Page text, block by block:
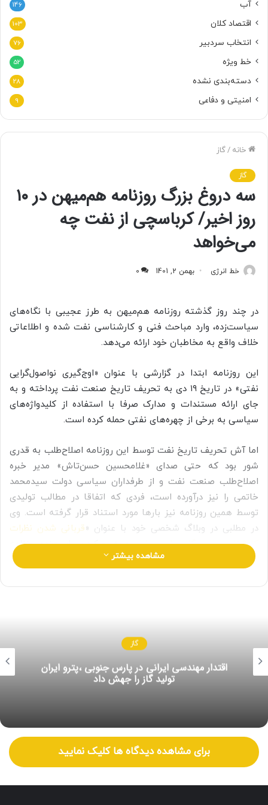
خانه /گاز
گاز
سه دروغ بزرگ روزنامه هم‌میهن در ۱۰
روز اخیر/ کرباسچی از نفت چه
می‌خواهد
خط انرژی بهمن 2, 1401 0
در چند روز گذشته روزنامه هم‌میهن به طرز عجیبی با نگاه‌های
سیاست‌زده، وارد مباحث فنی و کارشناسی نفت شده و اطلاعاتی
خلاف واقع به مخاطبان خود ارائه می‌دهد.
این روزنامه ابتدا در گزارشی با عنوان «اوج‌گیری نواصول‌گرایی
نفتی» در تاریخ ۱۹ دی به تحریف تاریخ صنعت نفت پرداخته و به
جای ارائه مستندات و مدارک صرفا با استفاده از کلیدواژه‌های
سیاسی به برخی از چهره‌های نفتی حمله کرده است.
اما آش تحریف تاریخ نفت توسط این روزنامه اصلاح‌طلب به قدری
شور بود که حتی صدای «غلامحسین حسن‌تاش» مدیر خبره
اصلاح‌طلب صنعت نفت و از طرفداران سیاسی دولت سیدمحمد
خاتمی را نیز درآورده است، فردی که اتفاقا در مطالب تولیدی
توسط همین روزنامه نیز بارها مورد استناد قرار گرفته است. وی
در مطلبی در وبلاگ شخصی خود با عنوان «قربانی شدن نظرات
کارشناسی در دوگانه‌های سیاسی» به رویکرد سیاست‌زده روزنامه
هم‌میهن به شدت انتقاد کرده است.
روزنامه هم‌میهن در تاریخ ۲۷ دی‌ماه در گزارش دیگری با عنوان
رفتن پروژه‌های ذخیره‌سازی را اقدامی سیاسی خواند و از اتفاقات
رخ داده در دولت یازدهم و دوازدهم دفاع کرد.
اما آخرین گزارش هم‌میهن در تاریخ ۲۸ دی‌ماه روی گزارشات
که باید باشد.
در این گزارش، روزنامه هم‌میهن تعلل ۸ ساله دولت قبل در توسعه
مشاهده بیشتر
گاز
اقتدار مهندسی ایرانی در پارس جنوبی ،پترو ایران
تولید گاز را جهش داد
برای مشاهده دیدگاه ها کلیک نمایید
آب 146
اقتصاد کلان 103
انتخاب سردبیر 76
خط ویژه 52
دسته‌بندی نشده 28
امنیتی و دفاعی 9